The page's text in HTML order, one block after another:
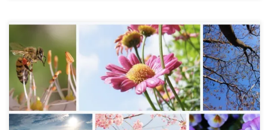
La metàfora, el doble sentit dels poetes.